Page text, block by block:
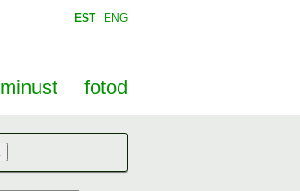
EST ENG
minust fotod